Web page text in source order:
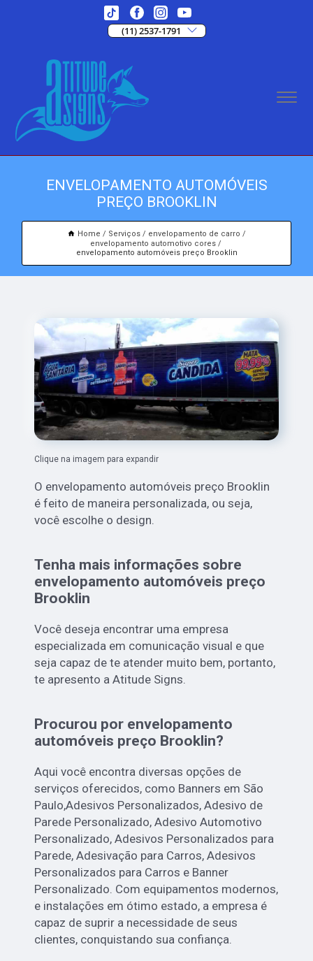
(11) 2537-1791
ENVELOPAMENTO AUTOMÓVEIS
PREÇO BROOKLIN
Home Serviços
envelopamento de carro
envelopamento automotivo cores
envelopamento automóveis preço Brooklin
Clique na imagem para expandir
O envelopamento automóveis preço Brooklin
é feito de maneira personalizada, ou seja,
você escolhe o design.
Tenha mais informações sobre
envelopamento automóveis preço
Brooklin
Você deseja encontrar uma empresa
especializada em comunicação visual e que
seja capaz de te atender muito bem, portanto,
te apresento a Atitude Signs.
Procurou por envelopamento
automóveis preço Brooklin?
Aqui você encontra diversas opções de
serviços oferecidos, como Banners em São
Paulo,Adesivos Personalizados, Adesivo de
Parede Personalizado, Adesivo Automotivo
Personalizado, Adesivos Personalizados para
Parede, Adesivação para Carros, Adesivos
Personalizados para Carros e Banner
Personalizado. Com equipamentos modernos,
e instalações em ótimo estado, a empresa é
capaz de suprir a necessidade de seus
clientes, conquistando sua confiança.